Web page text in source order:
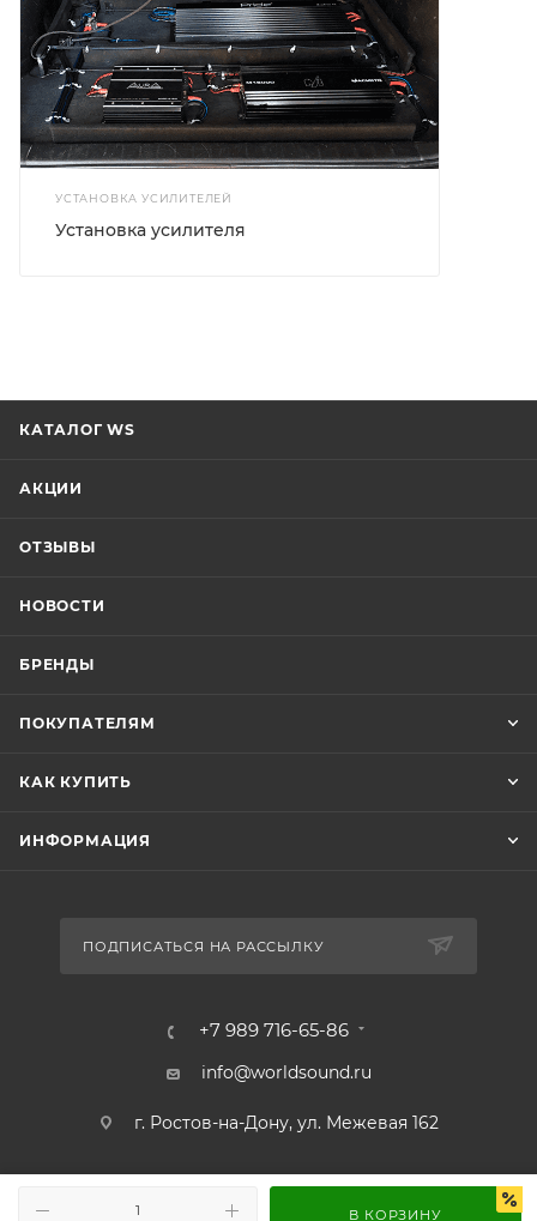
В КОРЗИНУ
УСТАНОВКА УСИЛИТЕЛЕЙ
Установка усилителя
КАТАЛОГ WS
АКЦИИ
ОТЗЫВЫ
НОВОСТИ
БРЕНДЫ
ПОКУПАТЕЛЯМ
КАК КУПИТЬ
ИНФОРМАЦИЯ
ПОДПИСАТЬСЯ НА РАССЫЛКУ
+7 989 716-65-86
info@worldsound.ru
г. Ростов-на-Дону, ул. Межевая 162